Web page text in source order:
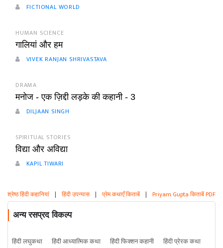
FICTIONAL WORLD
HUMAN SCIENCE
गालियां और हम
VIVEK RANJAN SHRIVASTAVA
DRAMA
मनोज - एक ज़िद्दी लड़के की कहानी - 3
DILJAAN SINGH
SPIRITUAL STORIES
विद्या और अविद्या
KAPIL TIWARI
श्रेष्ठ हिंदी कहानियां | हिंदी उपन्यास | प्रेम कथाएँ किताबें | Priyam Gupta किताबें PDF
अन्य रसप्रद विकल्प
हिंदी लघुकथा हिंदी आध्यात्मिक कथा हिंदी फिक्शन कहानी
हिंदी प्रेरक कथा